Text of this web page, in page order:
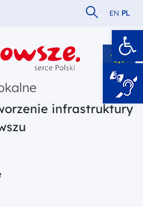
Szukaj w
EN PL
infrastruktury